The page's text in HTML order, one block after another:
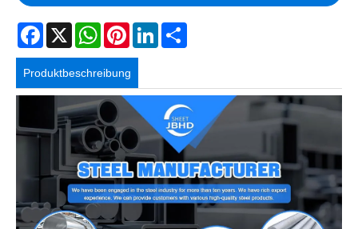
Facebook
X WhatsAppPinterestLinkedIn
Produktbeschreibung